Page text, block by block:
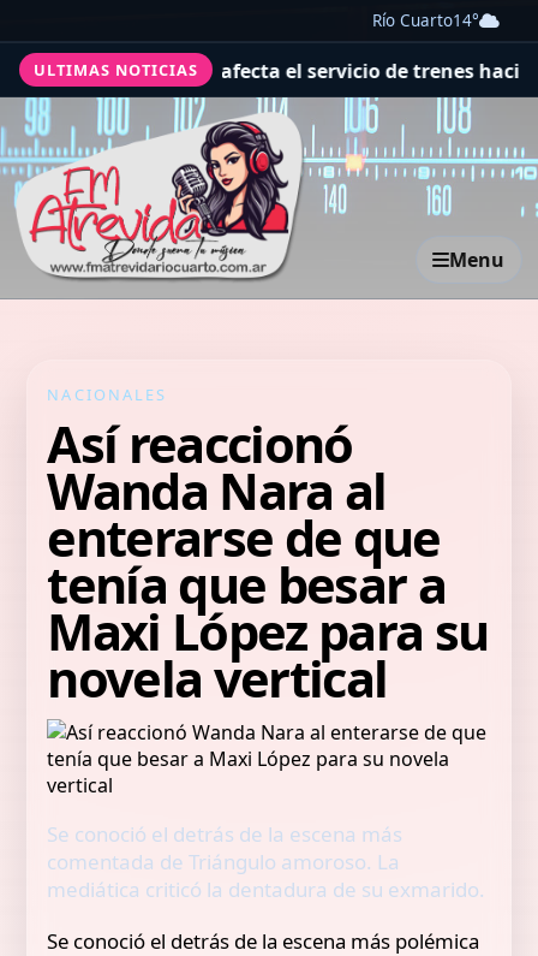
Río Cuarto14°
ULTIMAS NOTICIAS
Picchu que afecta el servicio de trenes hacia el
Menu
NACIONALES
Así reaccionó
Wanda Nara al
enterarse de que
tenía que besar a
Maxi López para su
novela vertical
Se conoció el detrás de la escena más
comentada de Triángulo amoroso. La
mediática criticó la dentadura de su exmarido.
Se conoció el detrás de la escena más polémica